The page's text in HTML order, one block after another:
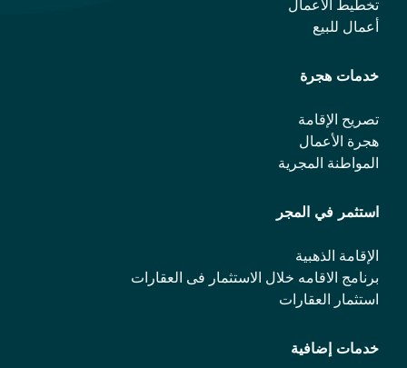
تخطيط الأعمال
أعمال للبيع
خدمات هجرة
تصريح الإقامة
هجرة الأعمال
المواطنة المجرية
استثمر في المجر
الإقامة الذهبية
برنامج الاقامه خلال الاستثمار فی العقارات
استثمار العقارات
خدمات إضافية